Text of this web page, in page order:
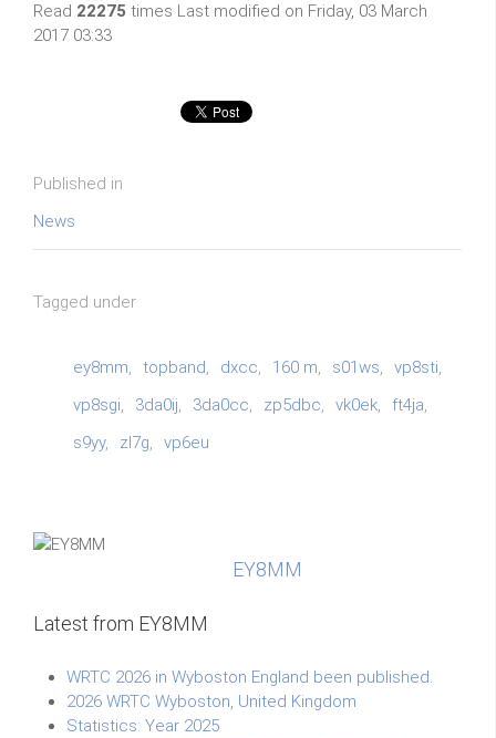
Read 22275 times Last modified on Friday, 03 March
2017 03:33
Published in
News
Tagged under
ey8mm topband dxcc 160 m s01ws
vp8sti
vp8sgi
3da0ij 3da0cc zp5dbc vk0ek
ft4ja
s9yy
zl7g vp6eu
EY8MM
Latest from EY8MM
WRTC 2026 in Wyboston England been published.
2026 WRTC Wyboston, United Kingdom
Statistics: Year 2025